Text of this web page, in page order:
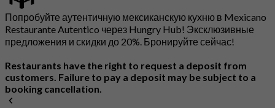
Попробуйте аутентичную мексиканскую кухню в Mexicano
Restaurante Autentico через Hungry Hub! Эксклюзивные
предложения и скидки до 20%. Бронируйте сейчас!
Restaurants have the right to request a deposit from
customers. Failure to pay a deposit may be subject to a
booking cancellation.